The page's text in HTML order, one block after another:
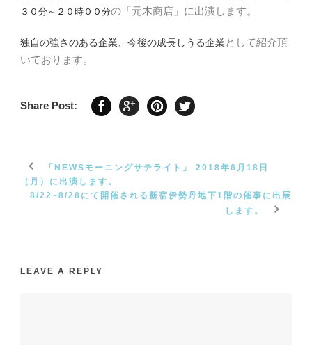
３０分～２０時００分の「元木商店」に出演します。
独自の強さのある企業、今後の成長しうる企業として紹介頂
いております。
Share Post:
「NEWSモーニングサテライト」 2018年6月18日
（月）に出演します。
8/22~8/28にて開催される新宿伊勢丹地下1階の催事に出展
します。
LEAVE A REPLY